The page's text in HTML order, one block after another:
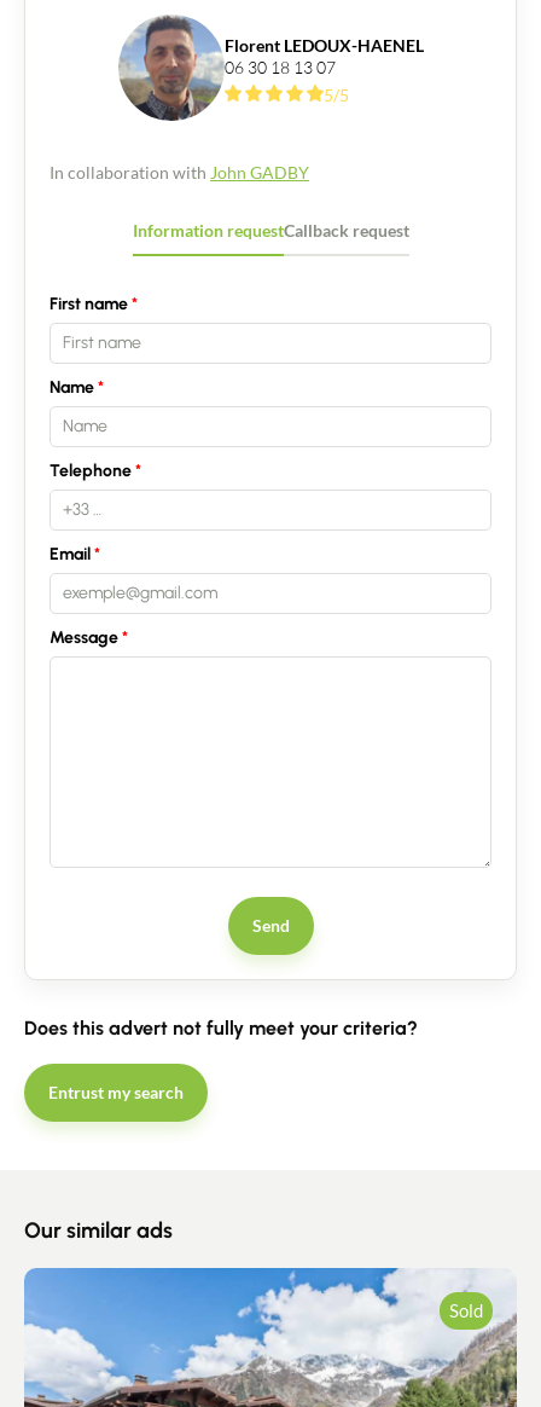
Florent LEDOUX-HAENEL
06 30 18 13 07
5/5
In collaboration with John GADBY
Information requestCallback request
First name
Name
Telephone
Email
Message
Send
Does this advert not fully meet your criteria?
Entrust my search
Our similar ads
Sold